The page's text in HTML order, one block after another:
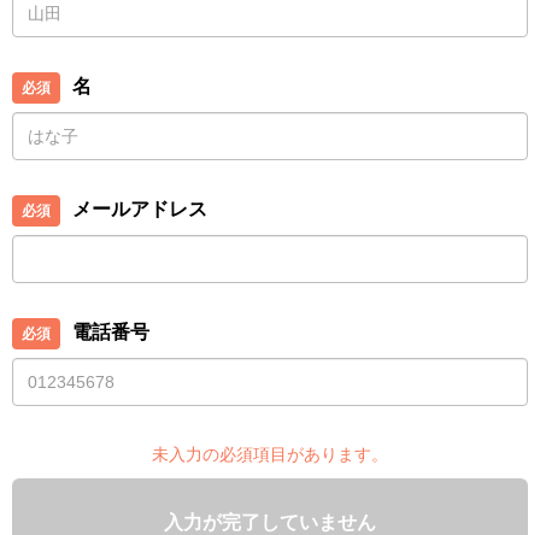
名
メールアドレス
電話番号
未入力の必須項目があります。